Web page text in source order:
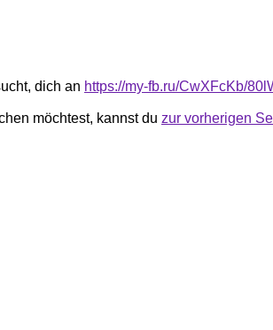
dich an https://my-fb.ru/CwXFcKb/
möchtest, kannst du zur vorherigen